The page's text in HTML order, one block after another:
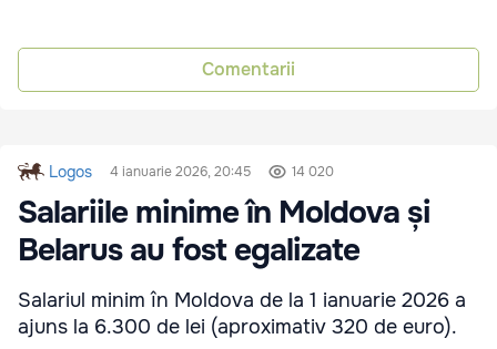
Comentarii
Logos 4 ianuarie 2026, 20:45 14 020
Salariile minime în Moldova și
Belarus au fost egalizate
Salariul minim în Moldova de la 1 ianuarie 2026 a
ajuns la 6.300 de lei (aproximativ 320 de euro).